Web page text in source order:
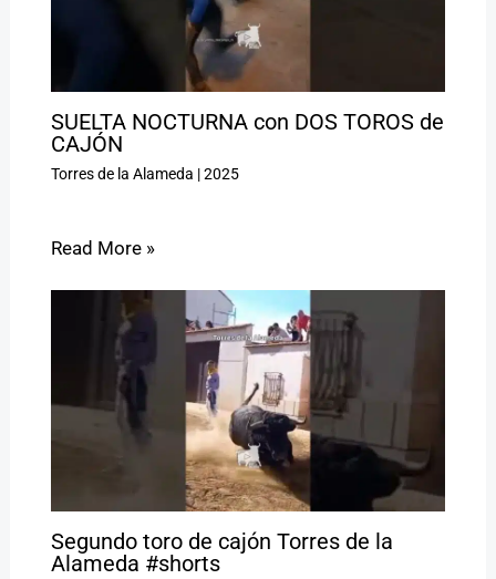
SUELTA NOCTURNA con DOS TOROS de
CAJÓN
Torres de la Alameda |2025
Read More »
Segundo toro de cajón Torres de la
Alameda #shorts